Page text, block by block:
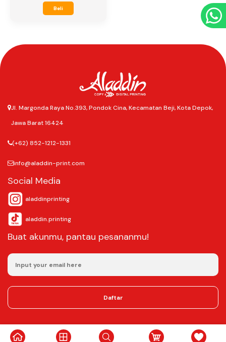
Beli
Jl. Margonda Raya No.393, Pondok Cina, Kecamatan Beji, Kota Depok,
Jawa Barat 16424
(+62) 852-1212-1331
info@aladdin-print.com
Social Media
aladdinprinting
aladdin.printing
Buat akunmu, pantau pesananmu!
Daftar